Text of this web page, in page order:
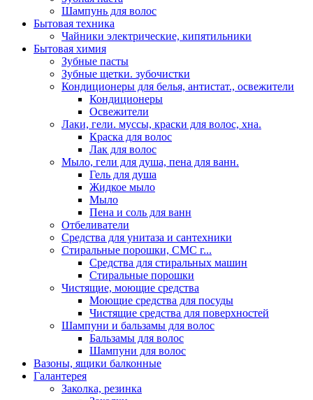
Шампунь для волос
Бытовая техника
Чайники электрические, кипятильники
Бытовая химия
Зубные пасты
Зубные щетки. зубочистки
Кондиционеры для белья, антистат., освежители
Кондиционеры
Освежители
Лаки, гели. муссы, краски для волос, хна.
Краска для волос
Лак для волос
Мыло, гели для душа, пена для ванн.
Гель для душа
Жидкое мыло
Мыло
Пена и соль для ванн
Отбеливатели
Средства для унитаза и сантехники
Стиральные порошки, СМС г...
Средства для стиральных машин
Стиральные порошки
Чистящие, моющие средства
Моющие средства для посуды
Чистящие средства для поверхностей
Шампуни и бальзамы для волос
Бальзамы для волос
Шампуни для волос
Вазоны, ящики балконные
Галантерея
Заколка, резинка